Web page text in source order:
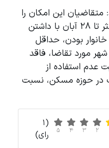
این امکان را
دارند تا طی یک ماه و حداکثر تا ۲۸ آبان با داشتن
بودن، حداقل
مورد تقاضا، فاقد
استفاده از
در حوزه مسکن، نسبت
2
3
4
5
(1
رای)